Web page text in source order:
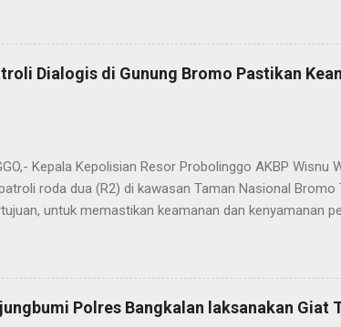
pengabdian kepada masyarakat. Dalam sertijab
jabatan Kabag Log Polres Bangkalan untuk
Jabatan Kabag Log Polres Bangkalan
, yang sebelumnya mengemban tugas sebagai Kabag
Dialogis di Gunung Bromo Pastikan
Kepala Kepolisian Resor Probolinggo AKBP Wisnu
roda dua (R2) di kawasan Taman Nasional
untuk memastikan keamanan dan kenyamanan
hal-hal yang tidak kita inginkan, seiring dengan
libur Lebaran," kata AKBP Wisnu Wardana.
hal ini sebagai langkah antisipasi untuk
pentingnya keselamatan, terutama bagi pengunjung
Polres Bangkalan laksanakan Giat